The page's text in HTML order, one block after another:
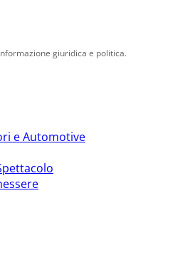
giuridica e politica.
e Automotive